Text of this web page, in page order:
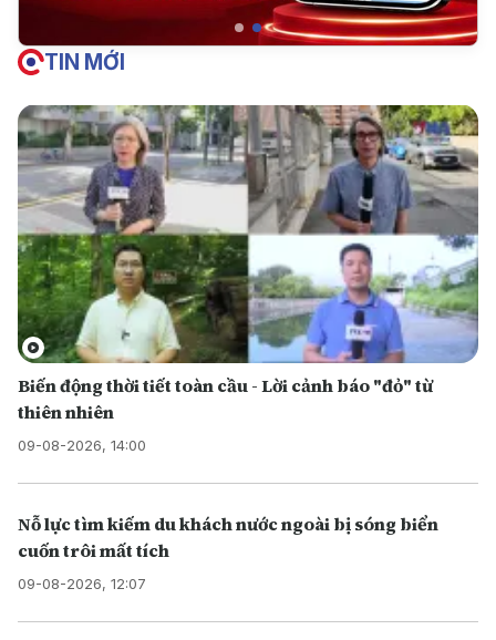
TIN MỚI
Biến động thời tiết toàn cầu - Lời cảnh báo "đỏ" từ
thiên nhiên
09-08-2026, 14:00
Nỗ lực tìm kiếm du khách nước ngoài bị sóng biển
cuốn trôi mất tích
09-08-2026, 12:07